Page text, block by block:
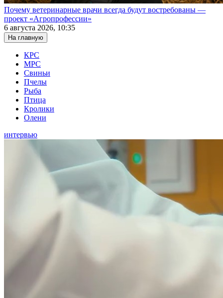
Почему ветеринарные врачи всегда будут востребованы —
проект «Агропрофессии»
6 августа 2026, 10:35
На главную
КРС
МРС
Свиньи
Пчелы
Рыба
Птица
Кролики
Олени
интервью